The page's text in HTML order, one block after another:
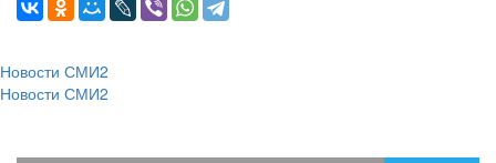
Новости СМИ2
Новости СМИ2